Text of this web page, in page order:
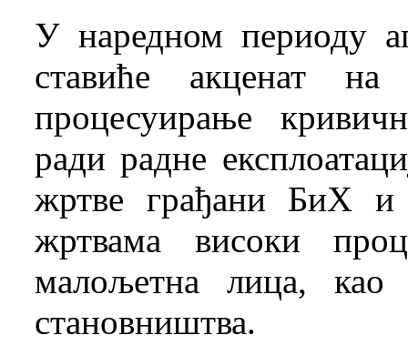
У наредном периоду
ставиће акценат
процесуирање
ради радне
жртве грађани БиХ
жртвама високи
малољетна лица, као
становништва.